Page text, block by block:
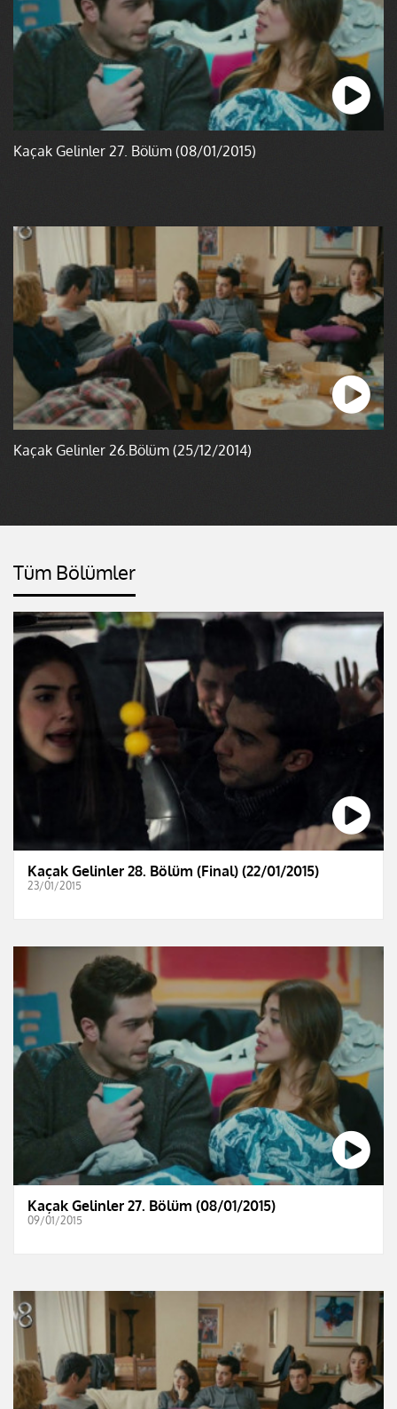
Kaçak Gelinler 27. Bölüm (08/01/2015)
Kaçak Gelinler 26.Bölüm (25/12/2014)
Tüm Bölümler
Kaçak Gelinler 28. Bölüm (Final) (22/01/2015)
23/01/2015
Kaçak Gelinler 27. Bölüm (08/01/2015)
09/01/2015